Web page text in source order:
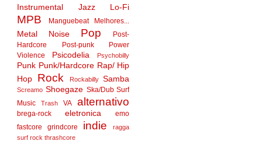
Instrumental Jazz Lo-Fi
MPB Manguebeat Melhores...
Metal Noise Pop
Post-
Hardcore
Post-punk
Power
Violence
Psicodelia Psychobilly
Punk Punk/Hardcore Rap/ Hip
Hop
Rock Rockabilly Samba
Screamo Shoegaze Ska/Dub Surf
Music
Trash VA alternativo
brega-rock eletronica
emo
fastcore
grindcore indie
ragga
surf rock thrashcore